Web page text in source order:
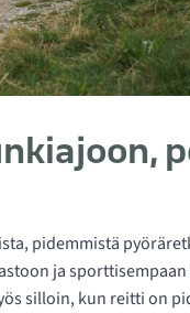
pidemmistä
ja
silloin, kun reitti on